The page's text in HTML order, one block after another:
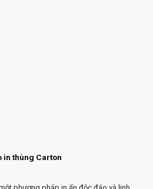
in thùng Carton